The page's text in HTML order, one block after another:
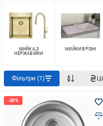
МИЙКА З
НЕРЖАВІЙКИ
МИЙКИ ВРІЗНІ
Фільтри (1)